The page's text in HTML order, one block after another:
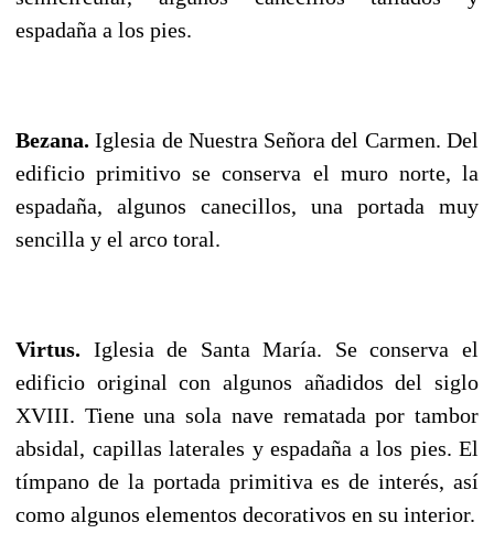
espadaña a los pies.
Bezana. Iglesia de Nuestra Señora del Carmen. Del
edificio primitivo se conserva el muro norte, la
espadaña, algunos canecillos, una portada muy
sencilla y el arco toral.
Virtus. Iglesia de Santa María. Se conserva el
edificio original con algunos añadidos del siglo
XVIII. Tiene una sola nave rematada por tambor
absidal, capillas laterales y espadaña a los pies. El
tímpano de la portada primitiva es de interés, así
como algunos elementos decorativos en su interior.